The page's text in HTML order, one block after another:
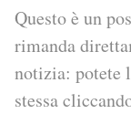
Economia
Sport
Questo è un
rimanda
notizia: potete
stessa